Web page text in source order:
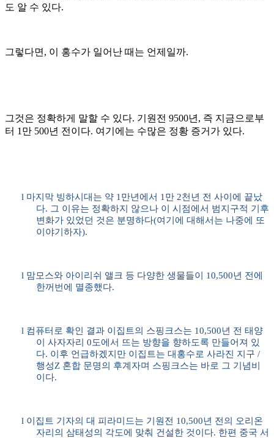
도 알 수 있다.
그렇다면 , 이 홍수가 일어난 때는 언제일까.
그것은 정확하게 말할 수 있다. 기원전 9500년 , 즉 지금으로부
터 1 만 500년 전이다. 여기에는 수많은 정황 증거가 있다.
l 마지막 빙하시대는 약1 만년에서 1 만2천년 전 사이에 끝났
다. 그 이유는 정확하지 않으나 이 시점에서 범지구적 기후
변화가 있었던 것은 분명하다(여기에 대해서는 나중에 또
이야기하자).
l 맘모스와 아이리쉬 앨크 등 다양한 생물들이 10,500년 전에
한꺼번에 멸종했다.
l 컴퓨터로 확인 결과 이집트의 스핑크스는 10,500년 전 태양
이 사자자리 0도에서 뜨는 방향을 향하도록 만들어져 있
다. 이후 언급하겠지만 이집트는 대홍수로 사라진 지구 /
행성Z 혼합 문명의 후계자며 스핑크스는 바로 그 기념비
이다.
l 이집트 기자의 대 피라미드는 기원전 10,500년 전의 오리온
자리의 삼태성의 각도에 맞춰 건설한 것이다. 한편 중국 서